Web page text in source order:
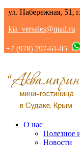
ул. Набережная, 51,
kia_versales@mail.ru
+7 (978) 797-61-05
О нас
Полезное
Новости